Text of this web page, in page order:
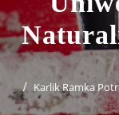
Karlik Ramka